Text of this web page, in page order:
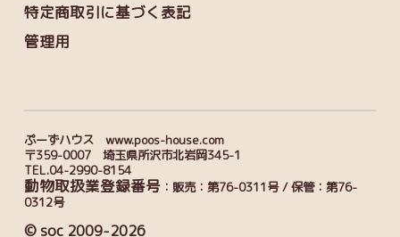
特定商取引に基づく表記
管理用
ぷーずハウス www.poos-house.com
〒359-0007 埼玉県所沢市北岩岡345-1
TEL.04-2990-8154
動物取扱業登録番号：販売：第76-0311号 / 保管：第76-
0312号
© soc 2009-2026